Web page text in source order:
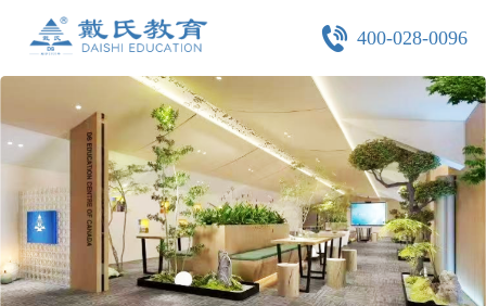
400-028-0096